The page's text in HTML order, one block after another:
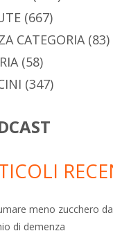
(667)
CATEGORIA(83)
(58)
(347)
meno zucchero
di demenza